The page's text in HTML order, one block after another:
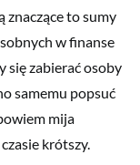
znaczące to sumy
w finanse
się zabierać osoby
samemu popsuć
mija
krótszy.